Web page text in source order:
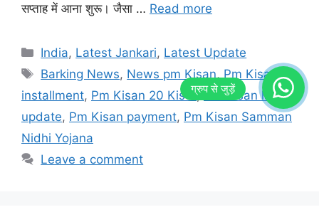
सप्ताह में आना शुरू। जैसा … Read more
Categories
India, Latest Jankari, Latest Update
Tags
Barking News, News pm Kisan, Pm Kisan 20
installment, Pm Kisan 20 Kisth,Pm Kisan latest
update, Pm Kisan payment, Pm Kisan Samman
Nidhi Yojana
Leave a comment